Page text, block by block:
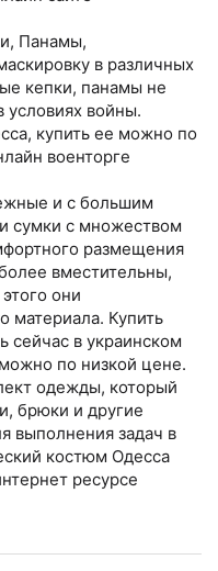
Панамы,
в различных
кепки, панамы не
условиях войны.
купить ее можно по
военторге
и с большим
сумки с множеством
размещения
вместительны,
они
материала. Купить
сейчас в украинском
по низкой цене.
одежды, который
брюки и другие
выполнения задач в
костюм Одесса
ресурсе